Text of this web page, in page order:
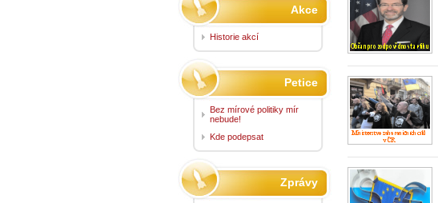
Akce
Historie akcí
Petice
Bez mírové politiky mír
nebude!
Kde podepsat
Zprávy